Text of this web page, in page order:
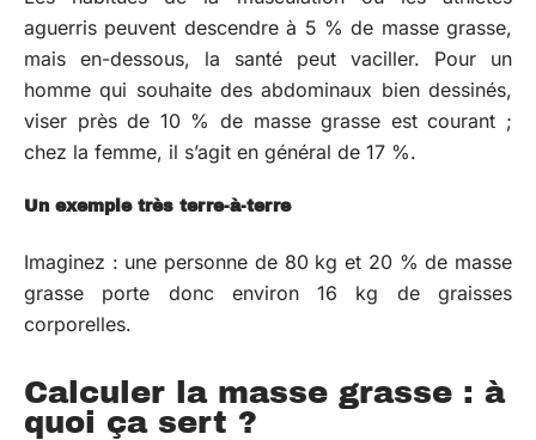
aguerris peuvent descendre à 5 % de masse grasse,
mais en-dessous, la santé peut vaciller. Pour un
homme qui souhaite des abdominaux bien dessinés,
viser près de 10 % de masse grasse est courant ;
chez la femme, il s’agit en général de 17 %.
Un exemple très terre-à-terre
Imaginez : une personne de 80 kg et 20 % de masse
grasse porte donc environ 16 kg de graisses
corporelles.
Calculer la masse grasse : à
quoi ça sert ?